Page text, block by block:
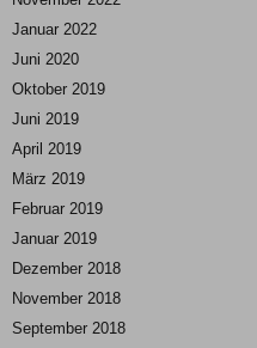
Januar 2022
Juni 2020
Oktober 2019
Juni 2019
April 2019
März 2019
Februar 2019
Januar 2019
Dezember 2018
November 2018
September 2018